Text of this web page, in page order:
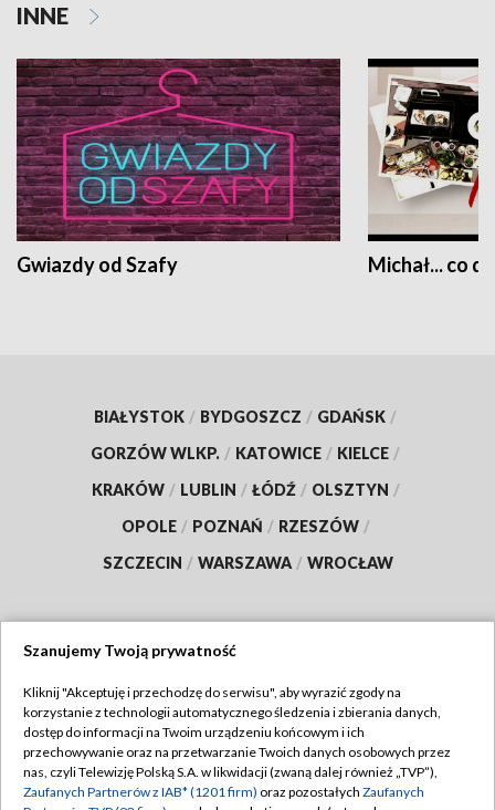
INNE
Gwiazdy od Szafy Michał... co
BIAŁYSTOK / BYDGOSZCZ / GDAŃSK /
GORZÓW WLKP. / KATOWICE / KIELCE /
KRAKÓW / LUBLIN / ŁÓDŹ / OLSZTYN /
OPOLE / POZNAŃ / RZESZÓW /
SZCZECIN / WARSZAWA / WROCŁAW
TVP
Abonament TVP
Emisja w TVP
Regulamin TVP
Polityka prywatności
Szanujemy Twoją prywatność
Kliknij "Akceptuję i przechodzę do serwisu", aby wyrazić zgody na
korzystanie z technologii automatycznego śledzenia i zbierania danych,
dostęp do informacji na Twoim urządzeniu końcowym i ich
przechowywanie oraz na przetwarzanie Twoich danych osobowych przez
nas, czyli Telewizję Polską S.A. w likwidacji (zwaną dalej również „TVP”),
Zaufanych Partnerów z IAB* (1201 firm) oraz pozostałych Zaufanych